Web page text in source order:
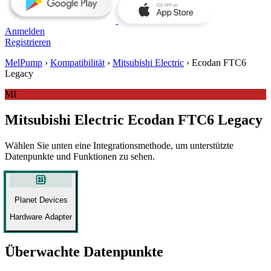
Anmelden
Registrieren
MelPump › Kompatibilität › Mitsubishi Electric › Ecodan FTC6
Legacy
MI
Mitsubishi Electric Ecodan FTC6 Legacy
Wählen Sie unten eine Integrationsmethode, um unterstützte
Datenpunkte und Funktionen zu sehen.
developer_board
Planet Devices
Hardware Adapter
Überwachte Datenpunkte